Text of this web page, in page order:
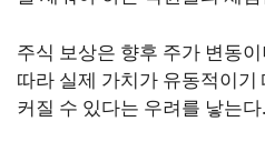
주식 보상은 향후 주가 변동
따라 실제 가치가 유동적이
커질 수 있다는 우려를 낳는다.